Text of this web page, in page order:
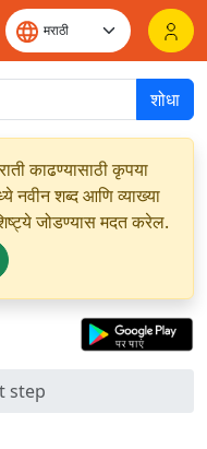
शोधा
काढण्यासाठी कृपया
नवीन शब्द आणि व्याख्या
जोडण्यास मदत करेल.
step